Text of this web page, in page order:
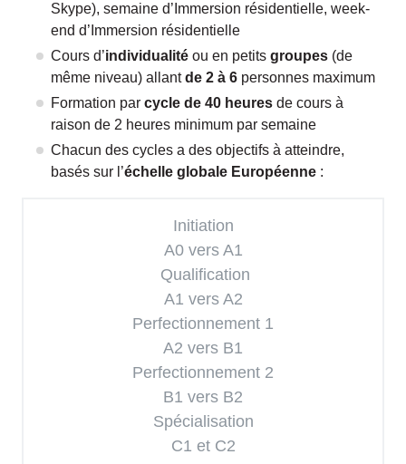
Skype), semaine d’Immersion résidentielle, week-
end d’Immersion résidentielle
Cours d’individualité ou en petits groupes (de
même niveau) allantde 2 à 6 personnes maximum
Formation par cycle de 40 heures de cours à
raison de 2 heures minimum par semaine
Chacun des cycles a des objectifs à atteindre,
basés sur l’échelle globale Européenne :
Initiation
A0 vers A1
Qualification
A1 vers A2
Perfectionnement 1
A2 vers B1
Perfectionnement 2
B1 vers B2
Spécialisation
C1 et C2